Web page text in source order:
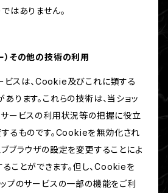
はありません。
その他の技術の利用
ービスは、Cookie及びこれに類する
ります。これらの技術は、当ショッ
サービスの利用状況等の把握に役立
するものです。Cookieを無効化され
ブラウザの設定を変更することによ
ことができます。但し、Cookieを
プのサービスの一部の機能をご利